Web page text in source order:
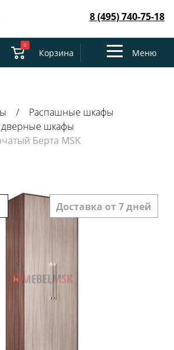
8 (495) 740-75-18
0
Корзина
ToggleМеню
Распашные шкафы
шкафы
Берта MSK
Доставка от 7 дней